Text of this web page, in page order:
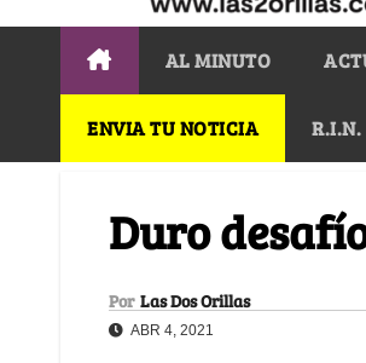
AL MINUTO
ENVIA TU NOTICIA R.I.N.
Duro
Por Las Dos Orillas
ABR 4, 2021